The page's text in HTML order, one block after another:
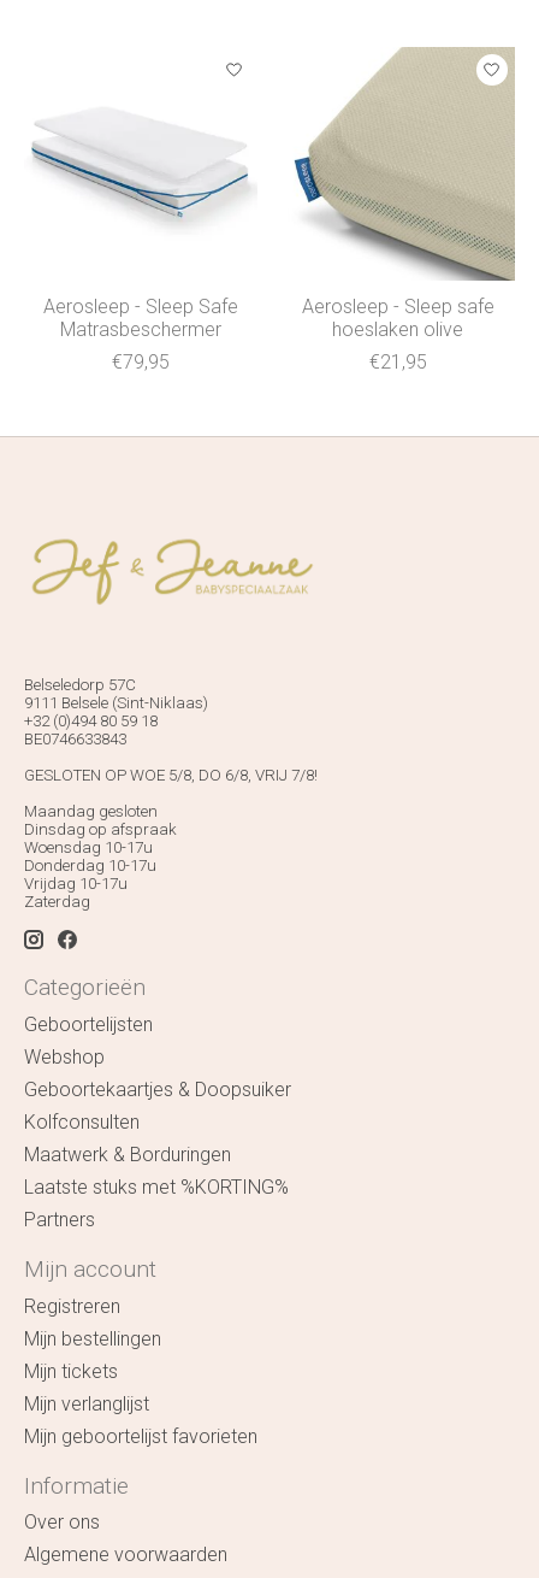
Aerosleep - Sleep Safe
Matrasbeschermer
€79,95
Aerosleep - Sleep safe
hoeslaken olive
€21,95
Belseledorp 57C
9111 Belsele (Sint-Niklaas)
+32 (0)494 80 59 18
BE0746633843
GESLOTEN OP WOE 5/8, DO 6/8, VRIJ 7/8!
Maandag gesloten
Dinsdag op afspraak
Woensdag 10-17u
Donderdag 10-17u
Vrijdag 10-17u
Zaterdag
Categorieën
Geboortelijsten
Webshop
Geboortekaartjes & Doopsuiker
Kolfconsulten
Maatwerk & Borduringen
Laatste stuks met %KORTING%
Partners
Mijn account
Registreren
Mijn bestellingen
Mijn tickets
Mijn verlanglijst
Mijn geboortelijst favorieten
Informatie
Over ons
Algemene voorwaarden